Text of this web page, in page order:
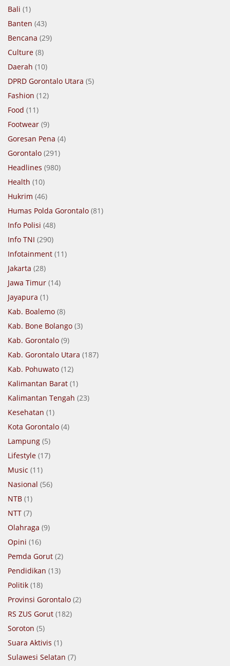
Bali (1)
Banten (43)
Bencana (29)
Culture (8)
Daerah (10)
DPRD Gorontalo Utara (5)
Fashion (12)
Food (11)
Footwear (9)
Goresan Pena (4)
Gorontalo (291)
Headlines (980)
Health (10)
Hukrim (46)
Humas Polda Gorontalo (81)
Info Polisi (48)
Info TNI (290)
Infotainment (11)
Jakarta (28)
Jawa Timur (14)
Jayapura (1)
Kab. Boalemo (8)
Kab. Bone Bolango (3)
Kab. Gorontalo (9)
Kab. Gorontalo Utara (187)
Kab. Pohuwato (12)
Kalimantan Barat (1)
Kalimantan Tengah (23)
Kesehatan (1)
Kota Gorontalo (4)
Lampung (5)
Lifestyle (17)
Music (11)
Nasional (56)
NTB (1)
NTT (7)
Olahraga (9)
Opini (16)
Pemda Gorut (2)
Pendidikan (13)
Politik (18)
Provinsi Gorontalo (2)
RS ZUS Gorut (182)
Soroton (5)
Suara Aktivis (1)
Sulawesi Selatan (7)